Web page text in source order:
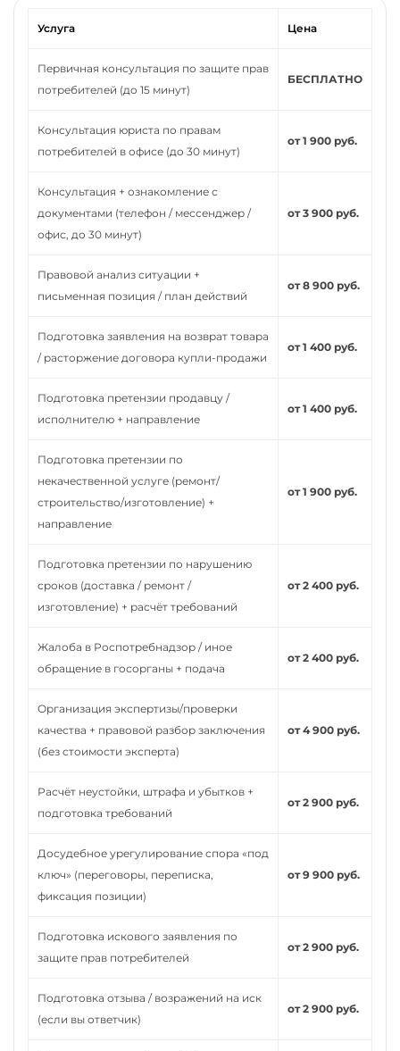
Услуга Цена
Первичная консультация по защите прав
потребителей (до 15 минут)
БЕСПЛАТНО
Консультация юриста по правам
потребителей в офисе (до 30 минут)
от 1 900 руб.
Консультация + ознакомление с
документами (телефон / мессенджер /
офис, до 30 минут)
от 3 900 руб.
Правовой анализ ситуации +
письменная позиция / план действий
от 8 900 руб.
Подготовка заявления на возврат товара
/ расторжение договора купли-продажи
от 1 400 руб.
Подготовка претензии продавцу /
исполнителю + направление
от 1 400 руб.
Подготовка претензии по
некачественной услуге (ремонт/
строительство/изготовление) +
направление
от 1 900 руб.
Подготовка претензии по нарушению
сроков (доставка / ремонт /
изготовление) + расчёт требований
от 2 400 руб.
Жалоба в Роспотребнадзор / иное
обращение в госорганы + подача
от 2 400 руб.
Организация экспертизы/проверки
качества + правовой разбор заключения
(без стоимости эксперта)
от 4 900 руб.
Расчёт неустойки, штрафа и убытков +
подготовка требований
от 2 900 руб.
Досудебное урегулирование спора «под
ключ» (переговоры, переписка,
фиксация позиции)
от 9 900 руб.
Подготовка искового заявления по
защите прав потребителей
от 2 900 руб.
Подготовка отзыва / возражений на иск
(если вы ответчик)
от 2 900 руб.